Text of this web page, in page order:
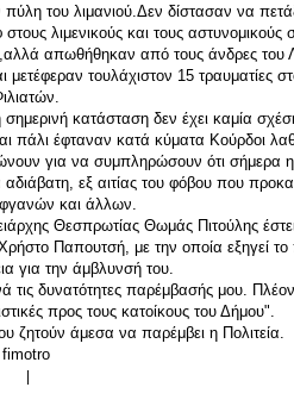
του λιμανιού.Δεν δίστασαν να
στους λιμενικούς και τους αστυνομικούς
απωθήθηκαν από τους άνδρες του
τουλάχιστον 15 τραυματίες
κατάσταση δεν έχει καμία
πάλι έφταναν κατά κύματα Κούρδοι
για να συμπληρώσουν ότι σήμερα
αδιάβατη, εξ αιτίας του φόβου που
και άλλων.
Θεσπρωτίας Θωμάς Πιτούλης
Παπουτσή, με την οποία εξηγεί
για την άμβλυνσή του.
τις δυνατότητες παρέμβασής μου.
προς τους κατοίκους του Δήμου".
ζητούν άμεσα να παρέμβει η Πολιτεία.
fimotro
|